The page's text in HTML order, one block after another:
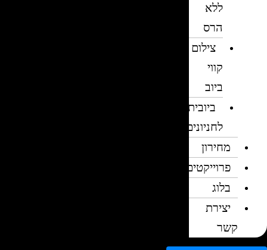
ללא
הרס
צילום
קווי
ביוב
ביובית
לחניונים
מחירון
פרוייקטים
בלוג
יצירת
קשר